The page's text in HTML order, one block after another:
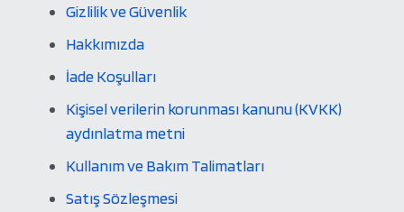
Gizlilik ve Güvenlik
Hakkımızda
İade Koşulları
Kişisel verilerin korunması kanunu (KVKK)
aydınlatma metni
Kullanım ve Bakım Talimatları
Satış Sözleşmesi